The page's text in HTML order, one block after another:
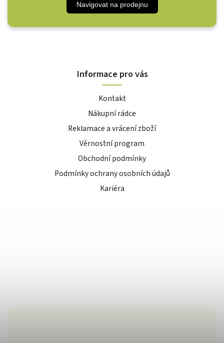
Navigovat na prodejnu
Informace pro vás
Kontakt
Nákupní rádce
Reklamace a vrácení zboží
Věrnostní program
Obchodní podmínky
Podmínky ochrany osobních údajů
Kariéra